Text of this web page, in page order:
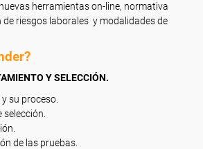
herramientas on-line, normativa
de riesgos laborales y modalidades de
Y SELECCIÓN.
su proceso.
de las pruebas.